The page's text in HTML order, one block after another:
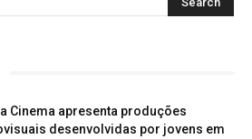
Cinema apresenta produções
desenvolvidas por jovens em